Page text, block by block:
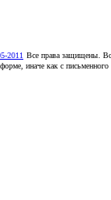
2011 Все права защищены.
иначе как с